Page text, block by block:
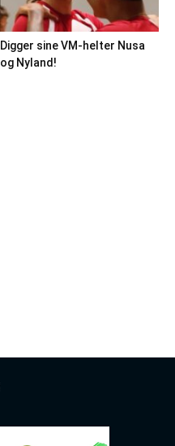
Digger sine VM-helter Nusa
og Nyland!